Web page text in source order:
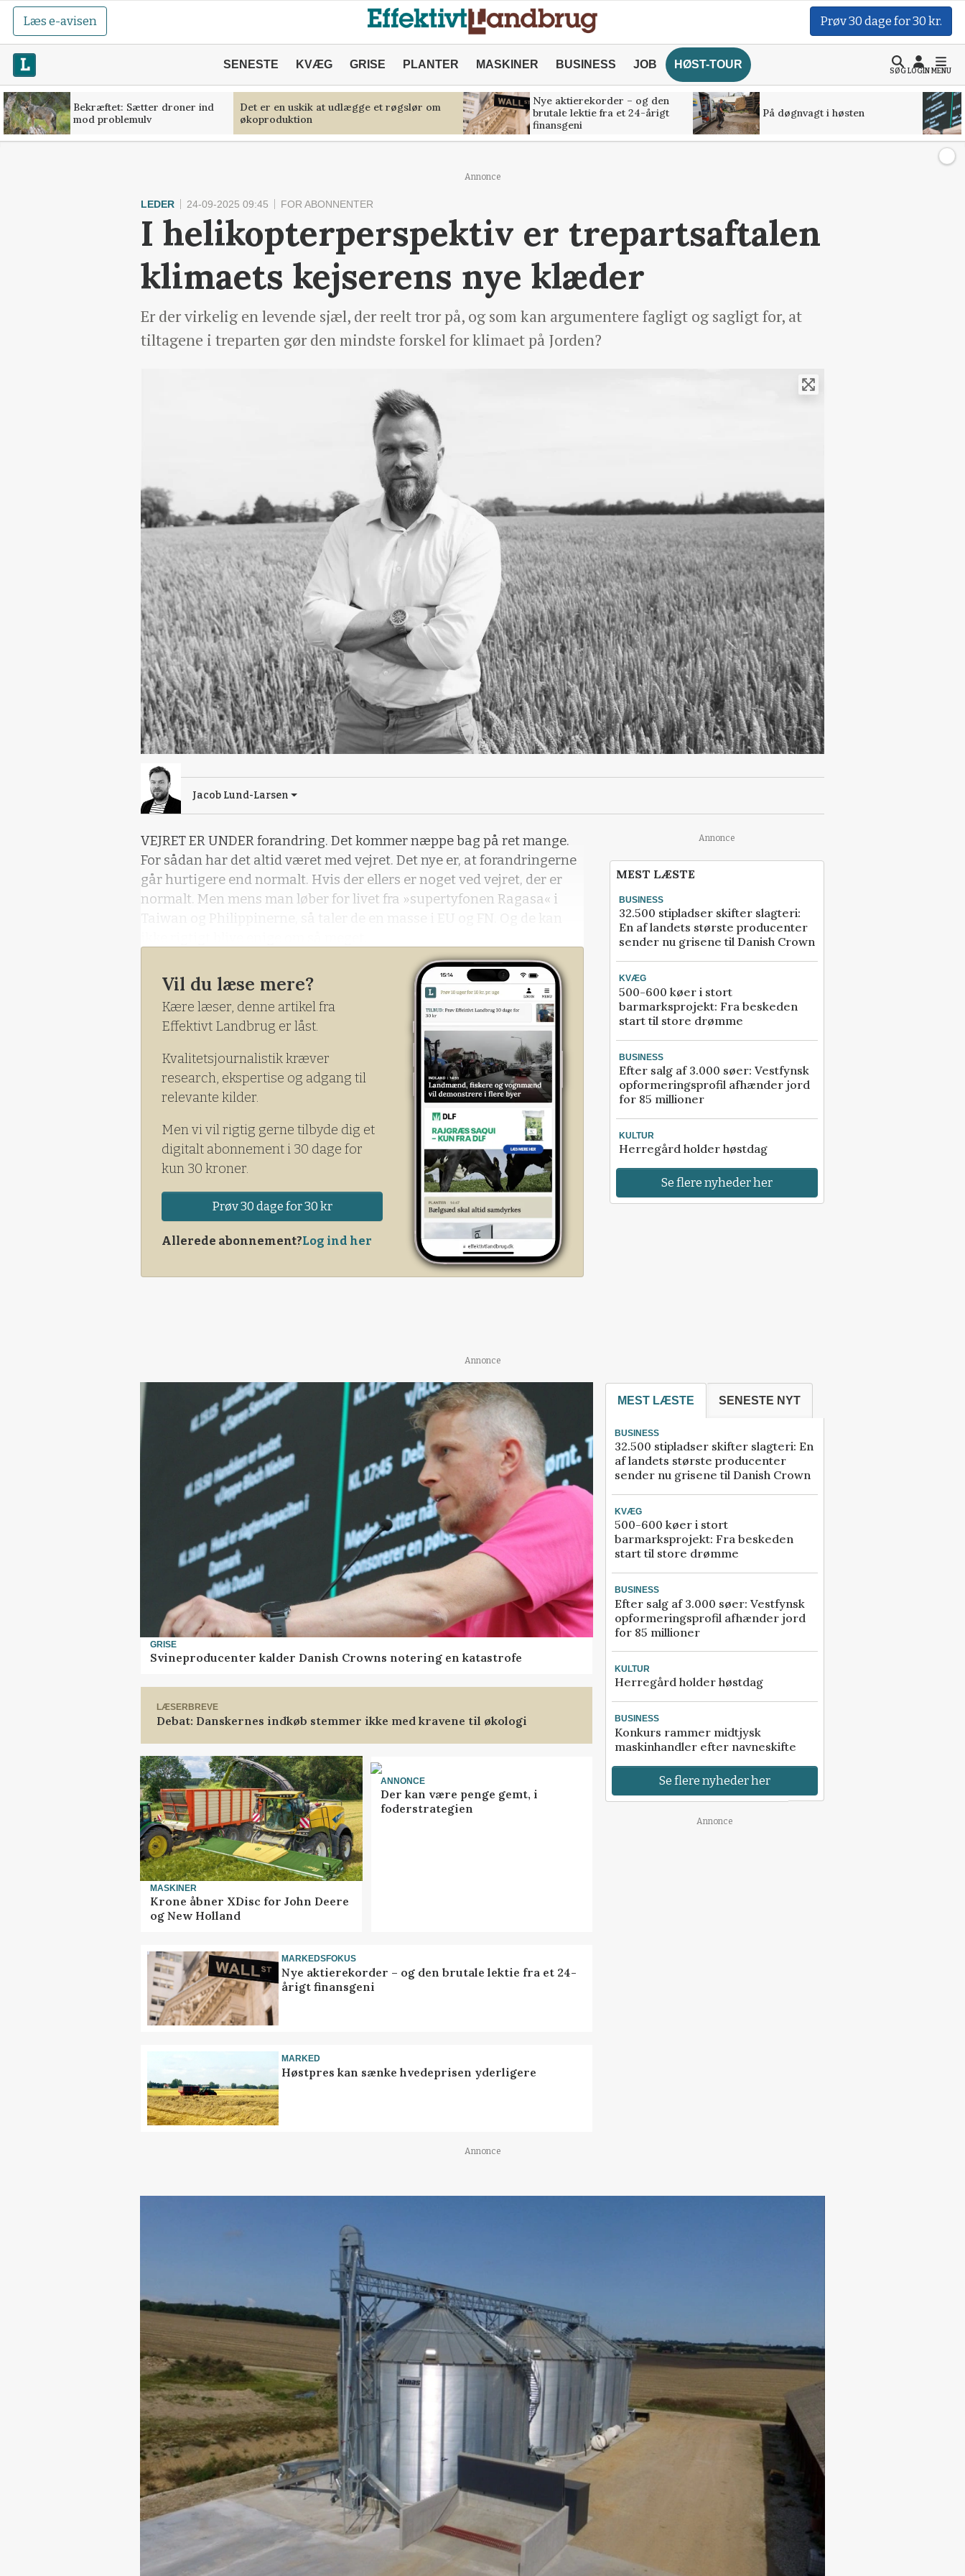
Læs e-avisen Prøv 30 dage for 30 kr.
SENESTE KVÆG GRISE PLANTER MASKINER BUSINESS JOB HØST-TOUR
SØGLOGINMENU
Bekræftet: Sætter droner ind
mod problemulv
Det er en uskik at udlægge et røgslør om
økoproduktion
Nye aktierekorder – og den
brutale lektie fra et 24-årigt
finansgeni
På døgnvagt i høsten
Annonce
LEDER 24-09-2025 09:45 FOR ABONNENTER
I helikopterperspektiv er trepartsaftalen
klimaets kejserens nye klæder
Er der virkelig en levende sjæl, der reelt tror på, og som kan argumentere fagligt og sagligt for, at
tiltagene i treparten gør den mindste forskel for klimaet på Jorden?
Jacob Lund-Larsen
VEJRET ER UNDER forandring. Det kommer næppe bag på ret mange.
For sådan har det altid været med vejret. Det nye er, at forandringerne
går hurtigere end normalt. Hvis der ellers er noget ved vejret, der er
normalt. Men mens man løber for livet fra »supertyfonen Ragasa« i
Taiwan og Philippinerne, så taler de en masse i EU og FN. Og de kan
Vil du læse mere?
Kære læser, denne artikel fra
Effektivt Landbrug er låst.
Kvalitetsjournalistik kræver
research, ekspertise og adgang til
relevante kilder.
Men vi vil rigtig gerne tilbyde dig et
digitalt abonnement i 30 dage for
kun 30 kroner.
Prøv 30 dage for 30 kr
Allerede abonnement?Log ind her
Annonce
MEST LÆSTE
BUSINESS
32.500 stipladser skifter slagteri:
En af landets største producenter
sender nu grisene til Danish Crown
KVÆG
500-600 køer i stort
barmarksprojekt: Fra beskeden
start til store drømme
BUSINESS
Efter salg af 3.000 søer: Vestfynsk
opformeringsprofil afhænder jord
for 85 millioner
KULTUR
Herregård holder høstdag
Se flere nyheder her
Annonce
GRISE
Svineproducenter kalder Danish Crowns notering en katastrofe
LÆSERBREVE
Debat: Danskernes indkøb stemmer ikke med kravene til økologi
MASKINER
Krone åbner XDisc for John Deere
og New Holland
ANNONCE
Der kan være penge gemt, i
foderstrategien
MARKEDSFOKUS
Nye aktierekorder – og den brutale lektie fra et 24-
årigt finansgeni
MARKED
Høstpres kan sænke hvedeprisen yderligere
MEST LÆSTE SENESTE NYT
BUSINESS
32.500 stipladser skifter slagteri: En
af landets største producenter
sender nu grisene til Danish Crown
KVÆG
500-600 køer i stort
barmarksprojekt: Fra beskeden
start til store drømme
BUSINESS
Efter salg af 3.000 søer: Vestfynsk
opformeringsprofil afhænder jord
for 85 millioner
KULTUR
Herregård holder høstdag
BUSINESS
Konkurs rammer midtjysk
maskinhandler efter navneskifte
Se flere nyheder her
Annonce
Annonce